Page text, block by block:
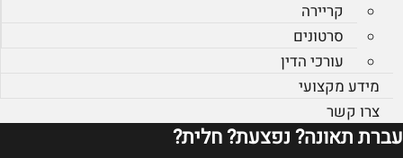
קריירה
סרטונים
עורכי הדין
מידע מקצועי
צרו קשר
עברת תאונה? נפצעת? חלית?​